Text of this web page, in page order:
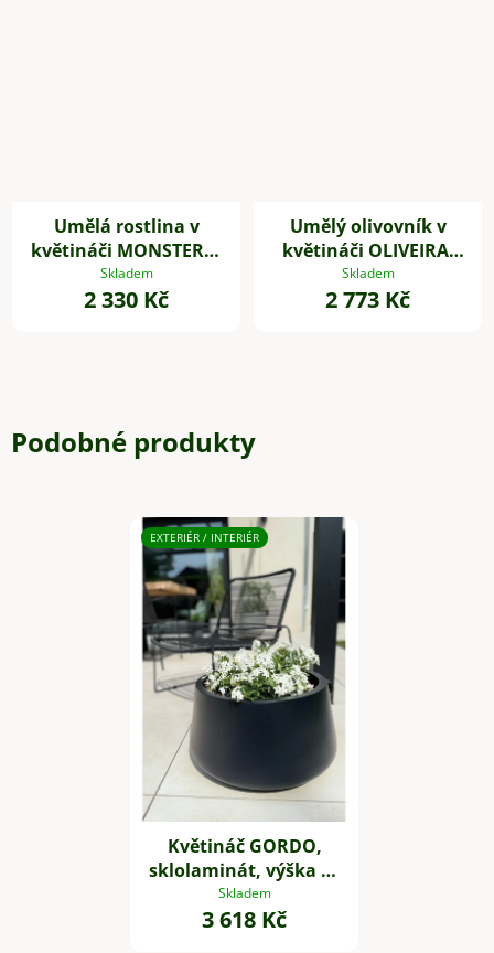
Umělá rostlina v
květináči MONSTERA,
plast, výška 85 cm,
zelená
Skladem
2 330 Kč
Umělý olivovník v
květináči OLIVEIRA,
plast, výška 60 cm
Skladem
2 773 Kč
Podobné produkty
EXTERIÉR / INTERIÉR
Květináč GORDO,
sklolaminát, výška 29
cm, černý
Skladem
3 618 Kč